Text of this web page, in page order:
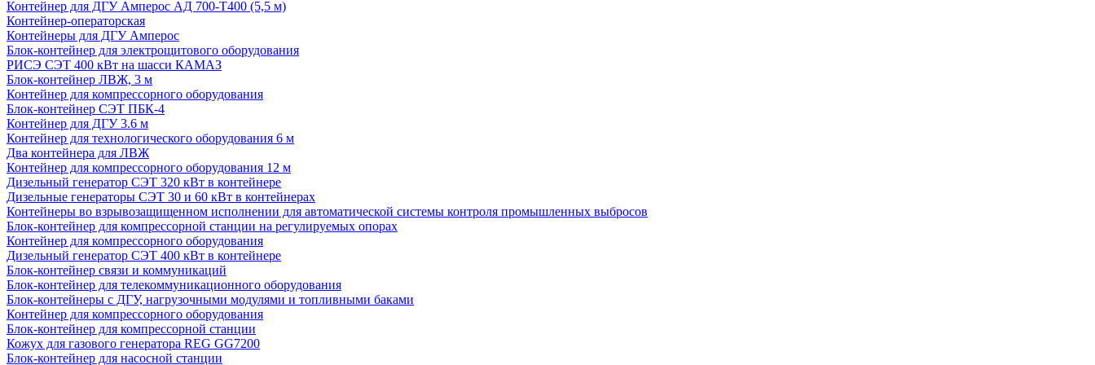
Контейнер для ДГУ Амперос АД 700-Т400 (5,5 м)
Контейнер-операторская
Контейнеры для ДГУ Амперос
Блок-контейнер для электрощитового оборудования
РИСЭ СЭТ 400 кВт на шасси КАМАЗ
Блок-контейнер ЛВЖ, 3 м
Контейнер для компрессорного оборудования
Блок-контейнер СЭТ ПБК-4
Контейнер для ДГУ 3.6 м
Контейнер для технологического оборудования 6 м
Два контейнера для ЛВЖ
Контейнер для компрессорного оборудования 12 м
Дизельный генератор СЭТ 320 кВт в контейнере
Дизельные генераторы СЭТ 30 и 60 кВт в контейнерах
Контейнеры во взрывозащищенном исполнении для автоматической системы контроля промышленных выбросов
Блок-контейнер для компрессорной станции на регулируемых опорах
Контейнер для компрессорного оборудования
Дизельный генератор СЭТ 400 кВт в контейнере
Блок-контейнер связи и коммуникаций
Блок-контейнер для телекоммуникационного оборудования
Блок-контейнеры с ДГУ, нагрузочными модулями и топливными баками
Контейнер для компрессорного оборудования
Блок-контейнер для компрессорной станции
Кожух для газового генератора REG GG7200
Блок-контейнер для насосной станции